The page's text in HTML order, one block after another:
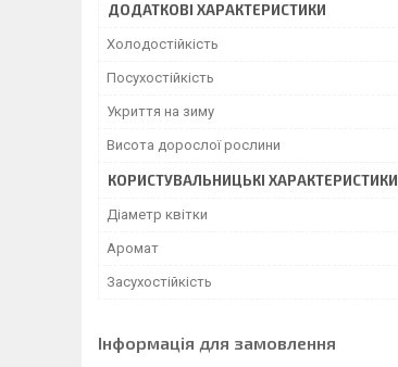
ДОДАТКОВІ ХАРАКТЕРИСТИКИ
Холодостійкість
Посухостійкість
Укриття на зиму
Висота дорослої рослини
КОРИСТУВАЛЬНИЦЬКІ ХАРАКТЕРИСТИКИ
Діаметр квітки
Аромат
Засухостійкість
Інформація для замовлення